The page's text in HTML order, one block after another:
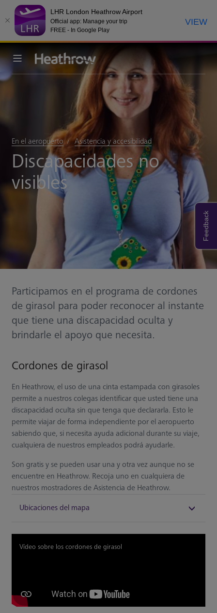
LHR London Heathrow Airport
Official app: Manage your trip
FREE - In Google Play
VIEW
En el aeropuerto Asistencia y accesibilidad
Discapacidades no
visibles
Participamos en el programa de cordones
de girasol para poder reconocer al instante
que tiene una discapacidad oculta y
brindarle el apoyo que necesita.
Cordones de girasol
En Heathrow, el uso de una cinta estampada con girasoles
permite a nuestros colegas identificar que usted tiene una
discapacidad oculta sin que tenga que declararla. Esto le
permite viajar de forma independiente por el aeropuerto
sabiendo que, si necesita ayuda adicional durante su viaje,
cualquiera de nuestros empleados podrá ayudarle.
Son gratis y se pueden usar una y otra vez aunque no se
encuentre en Heathrow. Recoja uno en cualquiera de
nuestros mostradores de Asistencia de Heathrow.
Ubicaciones del mapa
Vídeo sobre los cordones de girasol
Feedback